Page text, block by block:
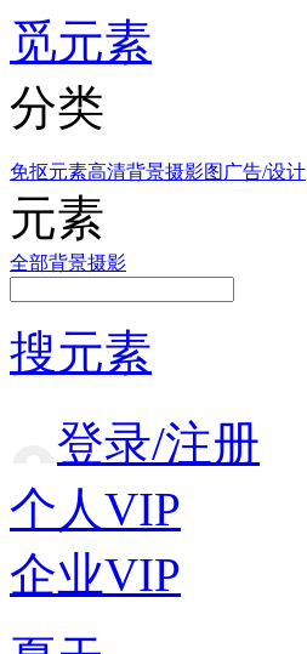
觅元素
分类
免抠元素高清背景摄影图 广告/设计
元素
全部背景摄影
搜元素
登录/注册
个人VIP
企业VIP